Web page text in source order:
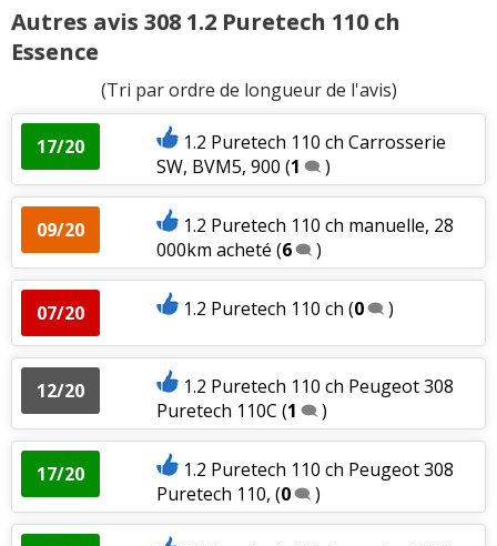
Autres avis 308 1.2 Puretech 110 ch
Essence
(Tri par ordre de longueur de l'avis)
17/20
1.2 Puretech 110 ch Carrosserie
SW, BVM5, 900 (1 )
09/20
1.2 Puretech 110 ch manuelle, 28
000km acheté (6 )
07/20 1.2 Puretech 110 ch (0 )
12/20
1.2 Puretech 110 ch Peugeot 308
Puretech 110C (1 )
17/20
1.2 Puretech 110 ch Peugeot 308
Puretech 110, (0 )